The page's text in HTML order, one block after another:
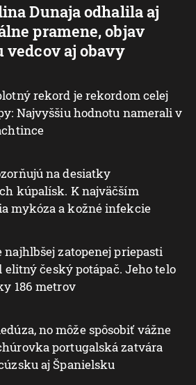
Dunaja odhalila aj
pramene, objav
vedcov aj obavy
rekord je rekordom celej
Najvyššiu hodnotu namerali v
na desiatky
kúpalísk. K najväčším
mykóza a kožné infekcie
zatopenej priepasti
elitný český potápač. Jeho telo
186 metrov
no môže spôsobiť vážne
portugalská zatvára
aj Španielsku